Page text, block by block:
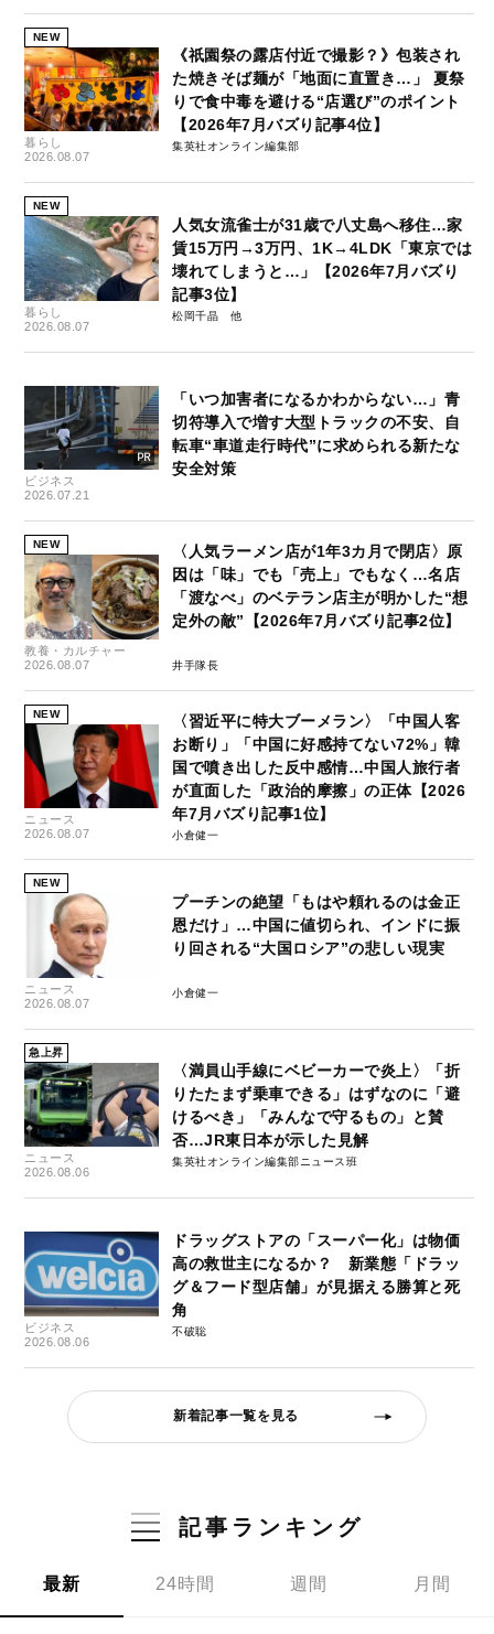
NEW
暮らし
2026.08.07
《祇園祭の露店付近で撮影？》包装され
た焼きそば麺が「地面に直置き…」 夏祭
りで食中毒を避ける“店選び”のポイント
【2026年7月バズり記事4位】
集英社オンライン編集部
NEW
暮らし
2026.08.07
人気女流雀士が31歳で八丈島へ移住…家
賃15万円→3万円、1K→4LDK「東京では
壊れてしまうと…」【2026年7月バズり
記事3位】
松岡千晶
ビジネス
2026.07.21
「いつ加害者になるかわからない…」青
切符導入で増す大型トラックの不安、自
転車“車道走行時代”に求められる新たな
安全対策
NEW
教養・カルチャー
2026.08.07
〈人気ラーメン店が1年3カ月で閉店〉原
因は「味」でも「売上」でもなく…名店
「渡なべ」のベテラン店主が明かした“想
定外の敵”【2026年7月バズり記事2位】
井手隊長
NEW
ニュース
2026.08.07
〈習近平に特大ブーメラン〉「中国人客
お断り」「中国に好感持てない72%」韓
国で噴き出した反中感情…中国人旅行者
が直面した「政治的摩擦」の正体【2026
年7月バズり記事1位】
小倉健一
NEW
ニュース
2026.08.07
プーチンの絶望「もはや頼れるのは金正
恩だけ」…中国に値切られ、インドに振
り回される“大国ロシア”の悲しい現実
小倉健一
急上昇
ニュース
2026.08.06
〈満員山手線にベビーカーで炎上〉「折
りたたまず乗車できる」はずなのに「避
けるべき」「みんなで守るもの」と賛
否…JR東日本が示した見解
集英社オンライン編集部ニュース班
ビジネス
2026.08.06
ドラッグストアの「スーパー化」は物価
高の救世主になるか？ 新業態「ドラッ
グ＆フード型店舗」が見据える勝算と死
角
不破聡
新着記事一覧を見る
記事ランキング
最新 24時間 週間 月間